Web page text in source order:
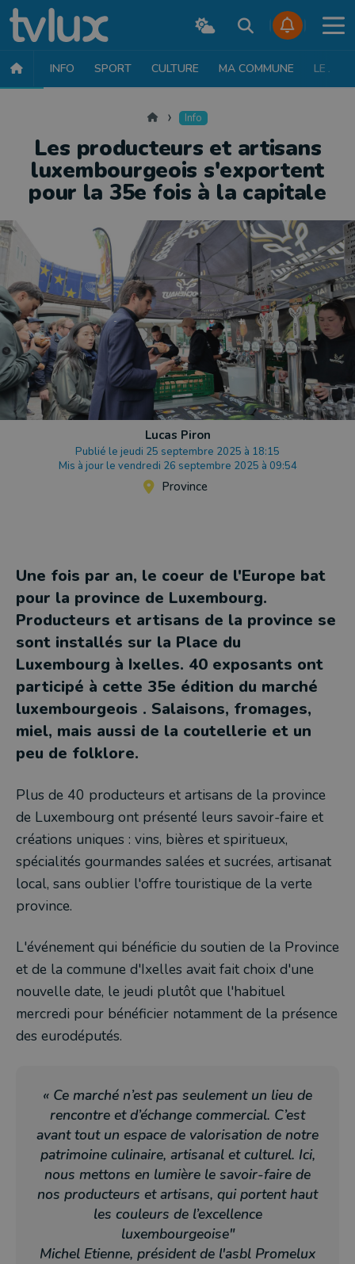
INFO SPORT CULTURE MA COMMUNE LE JT
Accueil Info
Les producteurs et artisans
luxembourgeois s'exportent
pour la 35e fois à la capitale
Lucas Piron
Publié le jeudi 25 septembre 2025 à 18:15
Mis à jour le vendredi 26 septembre 2025 à 09:54
Province
Une fois par an, le coeur de l'Europe bat
pour la province de Luxembourg.
Producteurs et artisans de la province se
sont installés sur la Place du
Luxembourg à Ixelles. 40 exposants ont
participé à cette 35e édition du marché
luxembourgeois . Salaisons, fromages,
miel, mais aussi de la coutellerie et un
peu de folklore.
Plus de 40 producteurs et artisans de la province
de Luxembourg ont présenté leurs savoir-faire et
créations uniques : vins, bières et spiritueux,
spécialités gourmandes salées et sucrées, artisanat
local, sans oublier l'offre touristique de la verte
province.
L'événement qui bénéficie du soutien de la Province
et de la commune d'Ixelles avait fait choix d'une
nouvelle date, le jeudi plutôt que l'habituel
mercredi pour bénéficier notamment de la présence
des eurodéputés.
« Ce marché n’est pas seulement un lieu de
rencontre et d’échange commercial. C’est
avant tout un espace de valorisation de notre
patrimoine culinaire, artisanal et culturel. Ici,
nous mettons en lumière le savoir-faire de
nos producteurs et artisans, qui portent haut
les couleurs de l’excellence
luxembourgeoise"
Michel Etienne, président de l'asbl Promelux